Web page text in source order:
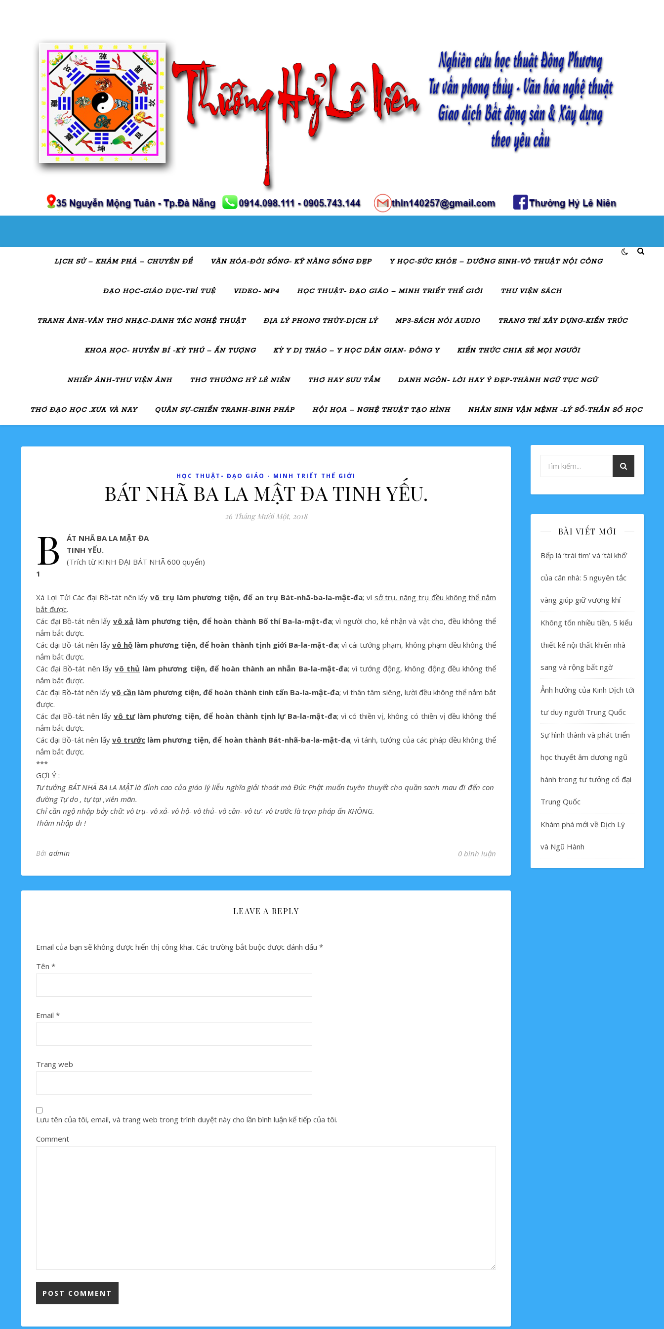
LỊCH SỬ – KHÁM PHÁ – CHUYÊN ĐỀ VĂN HÓA-ĐỜI SỐNG- KỸ NĂNG SỐNG ĐẸP Y HỌC-SỨC KHỎE – DƯỠNG SINH-VÕ THUẬT NỘI CÔNG
ĐẠO HỌC-GIÁO DỤC-TRÍ TUỆ VIDEO- MP4 HỌC THUẬT- ĐẠO GIÁO – MINH TRIẾT THẾ GIỚI THƯ VIỆN SÁCH
TRANH ẢNH-VĂN THƠ NHẠC-DANH TÁC NGHỆ THUẬT ĐỊA LÝ PHONG THỦY-DỊCH LÝ MP3-SÁCH NÓI AUDIO TRANG TRÍ XÂY DỰNG-KIẾN TRÚC
KHOA HỌC- HUYỀN BÍ -KỲ THÚ – ẤN TƯỢNG KỲ Y DỊ THẢO – Y HỌC DÂN GIAN- ĐÔNG Y KIẾN THỨC CHIA SẺ MỌI NGƯỜI
NHIẾP ẢNH-THƯ VIỆN ẢNH THƠ THƯỜNG HỶ LÊ NIÊN THƠ HAY SƯU TẦM DANH NGÔN- LỜI HAY Ý ĐẸP-THÀNH NGỮ TỤC NGỮ
THƠ ĐẠO HỌC .XƯA VÀ NAY QUÂN SỰ-CHIẾN TRANH-BINH PHÁP HỘI HỌA – NGHỆ THUẬT TẠO HÌNH NHÂN SINH VẬN MỆNH -LÝ SỐ-THẦN SỐ HỌC
HỌC THUẬT- ĐẠO GIÁO - MINH TRIẾT THẾ GIỚI
BÁT NHÃ BA LA MẬT ĐA TINH YẾU.
26 Tháng Mười Một, 2018
B
ÁT NHÃ BA LA MẬT ĐA
TINH YẾU.
(Trích từ KINH ĐẠI BÁT NHÃ 600 quyển)
1
Xá Lợi Tử! Các đại Bồ-tát nên lấyvô trụ làm phương tiện, để an trụ Bát-nhã-ba-la-mật-đa; vì sở trụ, năng trụ đều không thể nắm
bắt được.
Các đại Bồ-tát nên lấy vô xả làm phương tiện, để hoàn thành Bố thí Ba-la-mật-đa; vì người cho, kẻ nhận và vật cho, đều không thể
nắm bắt được.
Các đại Bồ-tát nên lấy vô hộlàm phương tiện, để hoàn thành tịnh giới Ba-la-mật-đa; vì cái tướng phạm, không phạm đều không thể
nắm bắt được.
Các đại Bồ-tát nên lấy vô thủ làm phương tiện, để hoàn thành an nhẫn Ba-la-mật-đa; vì tướng động, không động đều không thể
nắm bắt được.
Các đại Bồ-tát nên lấy vô cần làm phương tiện, để hoàn thành tinh tấn Ba-la-mật-đa; vì thân tâm siêng, lười đều không thể nắm bắt
được.
Các đại Bồ-tát nên lấyvô tưlàm phương tiện, để hoàn thành tịnh lự Ba-la-mật-đa; vì có thiền vị, không có thiền vị đều không thể
nắm bắt được.
Các đại Bồ-tát nên lấy vô trướclàm phương tiện, để hoàn thành Bát-nhã-ba-la-mật-đa; vì tánh, tướng của các pháp đều không thể
nắm bắt được.
***
GỢI Ý :
Tư tưởng BÁT NHÃ BA LA MẬT là đỉnh cao của giáo lý liễu nghĩa giải thoát mà Đức Phật muốn tuyên thuyết cho quần sanh mau đi đến con
đường Tự do , tự tại ,viên mãn.
Chỉ cần ngộ nhập bảy chữ: vô trụ- vô xả- vô hộ- vô thủ- vô cần- vô tư- vô trước là trọn pháp ấn KHÔNG.
Thâm nhập đi !
Bởi admin 0 bình luận
LEAVE A REPLY
Email của bạn sẽ không được hiển thị công khai. Các trường bắt buộc được đánh dấu *
Tên *
Email *
Trang web
Lưu tên của tôi, email, và trang web trong trình duyệt này cho lần bình luận kế tiếp của tôi.
Comment
BÀI VIẾT MỚI
Bếp là ‘trái tim’ và ‘tài khố’
của căn nhà: 5 nguyên tắc
vàng giúp giữ vượng khí
Không tốn nhiều tiền, 5 kiểu
thiết kế nội thất khiến nhà
sang và rộng bất ngờ
Ảnh hưởng của Kinh Dịch tới
tư duy người Trung Quốc
Sự hình thành và phát triển
học thuyết âm dương ngũ
hành trong tư tưởng cổ đại
Trung Quốc
Khám phá mới về Dịch Lý
và Ngũ Hành